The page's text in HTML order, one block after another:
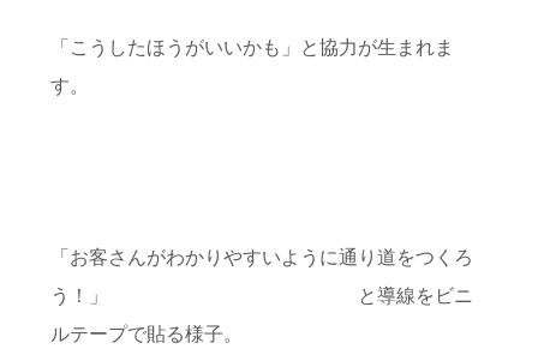
「こうしたほうがいいかも」と協力が生まれま
す。
「お客さんがわかりやすいように通り道をつくろ
う！」 と導線をビニ
ルテープで貼る様子。